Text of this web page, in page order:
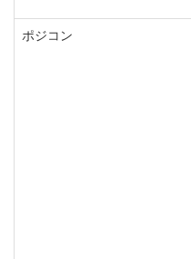
ポジコン